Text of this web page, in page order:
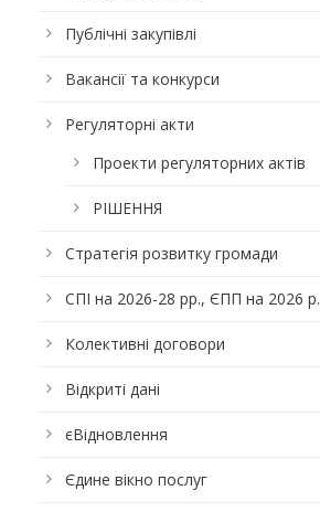
Публічні закупівлі
Вакансії та конкурси
Регуляторні акти
Проекти регуляторних актів
РІШЕННЯ
Стратегія розвитку громади
СПІ на 2026-28 рр., ЄПП на 2026 р.
Колективні договори
Відкриті дані
єВідновлення
Єдине вікно послуг